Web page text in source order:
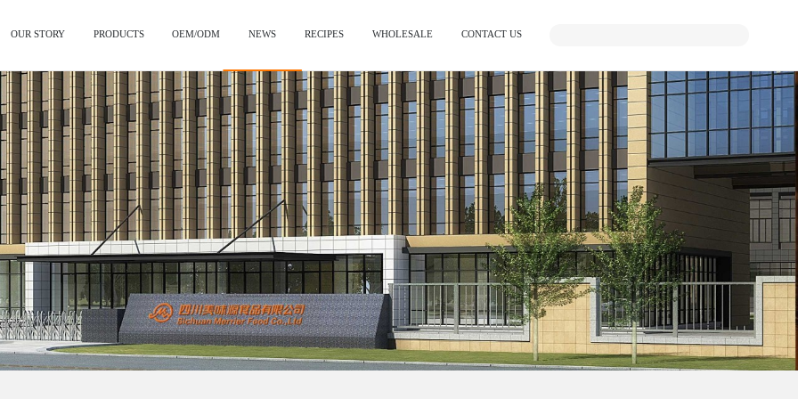
OUR STORY PRODUCTS OEM/ODM NEWS RECIPES WHOLESALE CONTACT US